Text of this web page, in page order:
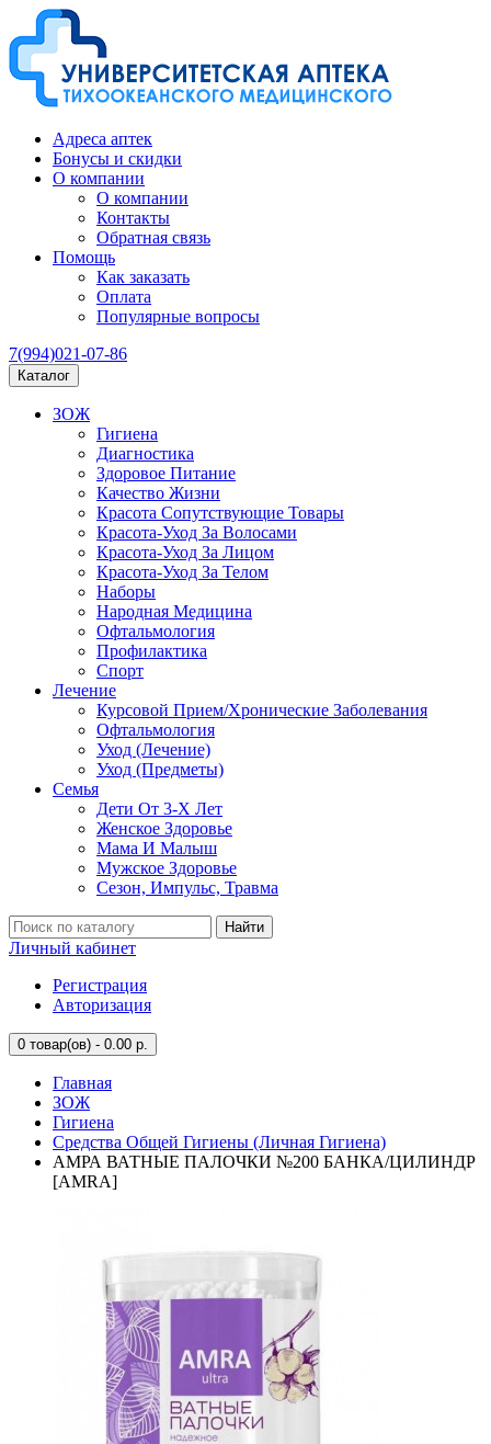
Адреса аптек
Бонусы и скидки
О компании
О компании
Контакты
Обратная связь
Помощь
Как заказать
Оплата
Популярные вопросы
7(994)021-07-86
Каталог
ЗОЖ
Гигиена
Диагностика
Здоровое Питание
Качество Жизни
Красота Сопутствующие Товары
Красота-Уход За Волосами
Красота-Уход За Лицом
Красота-Уход За Телом
Наборы
Народная Медицина
Офтальмология
Профилактика
Спорт
Лечение
Курсовой Прием/Хронические Заболевания
Офтальмология
Уход (Лечение)
Уход (Предметы)
Семья
Дети От 3-Х Лет
Женское Здоровье
Мама И Малыш
Мужское Здоровье
Сезон, Импульс, Травма
Найти
Личный кабинет
Регистрация
Авторизация
0 товар(ов) - 0.00 р.
Главная
ЗОЖ
Гигиена
Средства Общей Гигиены (Личная Гигиена)
АМРА ВАТНЫЕ ПАЛОЧКИ №200 БАНКА/ЦИЛИНДР
[AMRA]